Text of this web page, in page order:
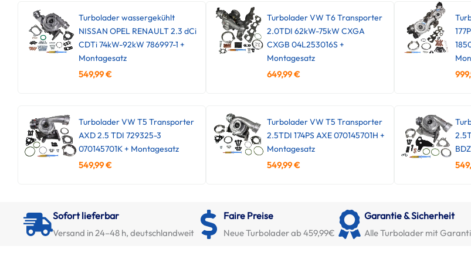
Turbolader wassergekühlt
NISSAN OPEL RENAULT 2.3 dCi
CDTi 74kW-92kW 786997-1 +
Montagesatz
549,99€
Turbolader VW T6 Transporter
2.0TDI 62kW-75kW CXGA
CXGB 04L253016S +
Montagesatz
649,99€
Turbolader VW T5 Transporter
AXD 2.5 TDI 729325-3
070145701K + Montagesatz
549,99€
Turbolader VW T5 Transporter
2.5TDI 174PS AXE 070145701H +
Montagesatz
549,99€
Sofort lieferbar
Versand in 24–48 h, deutschlandweit
Faire Preise
Neue Turbolader ab 459,99€
Garantie & Sicherheit
Alle Turbolader mit